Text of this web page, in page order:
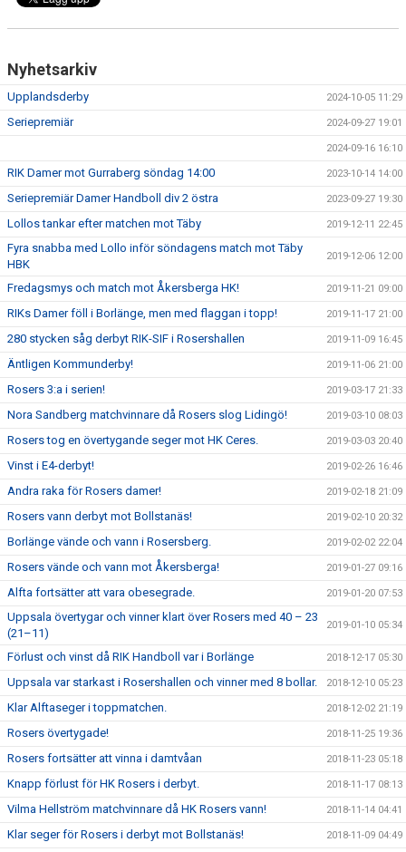
Nyhetsarkiv
Upplandsderby 2024-10-05 11:29
Seriepremiär 2024-09-27 19:01
2024-09-16 16:10
RIK Damer mot Gurraberg söndag 14:00 2023-10-14 14:00
Seriepremiär Damer Handboll div 2 östra 2023-09-27 19:30
Lollos tankar efter matchen mot Täby 2019-12-11 22:45
Fyra snabba med Lollo inför söndagens match mot Täby
HBK
2019-12-06 12:00
Fredagsmys och match mot Åkersberga HK! 2019-11-21 09:00
RIKs Damer föll i Borlänge, men med flaggan i topp! 2019-11-17 21:00
280 stycken såg derbyt RIK-SIF i Rosershallen 2019-11-09 16:45
Äntligen Kommunderby! 2019-11-06 21:00
Rosers 3:a i serien! 2019-03-17 21:33
Nora Sandberg matchvinnare då Rosers slog Lidingö! 2019-03-10 08:03
Rosers tog en övertygande seger mot HK Ceres. 2019-03-03 20:40
Vinst i E4-derbyt! 2019-02-26 16:46
Andra raka för Rosers damer! 2019-02-18 21:09
Rosers vann derbyt mot Bollstanäs! 2019-02-10 20:32
Borlänge vände och vann i Rosersberg. 2019-02-02 22:04
Rosers vände och vann mot Åkersberga! 2019-01-27 09:16
Alfta fortsätter att vara obesegrade. 2019-01-20 07:53
Uppsala övertygar och vinner klart över Rosers med 40 – 23
(21–11)
2019-01-10 05:34
Förlust och vinst då RIK Handboll var i Borlänge 2018-12-17 05:30
Uppsala var starkast i Rosershallen och vinner med 8 bollar. 2018-12-10 05:23
Klar Alftaseger i toppmatchen. 2018-12-02 21:19
Rosers övertygade! 2018-11-25 19:36
Rosers fortsätter att vinna i damtvåan 2018-11-23 05:18
Knapp förlust för HK Rosers i derbyt. 2018-11-17 08:13
Vilma Hellström matchvinnare då HK Rosers vann! 2018-11-14 04:41
Klar seger för Rosers i derbyt mot Bollstanäs! 2018-11-09 04:49